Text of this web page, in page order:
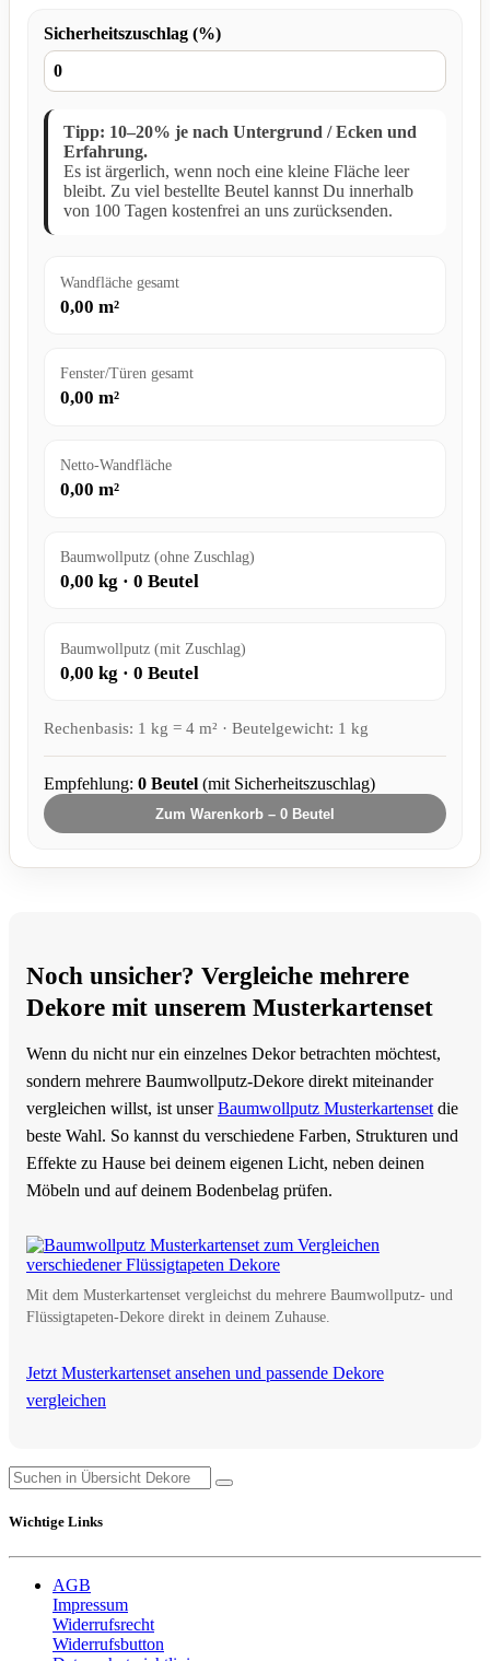
Sicherheitszuschlag (%)
Tipp: 10–20% je nach Untergrund / Ecken und
Erfahrung.
Es ist ärgerlich, wenn noch eine kleine Fläche leer
bleibt. Zu viel bestellte Beutel kannst Du innerhalb
von 100 Tagen kostenfrei an uns zurücksenden.
Wandfläche gesamt
0,00 m²
Fenster/Türen gesamt
0,00 m²
Netto-Wandfläche
0,00 m²
Baumwollputz (ohne Zuschlag)
0,00 kg · 0 Beutel
Baumwollputz (mit Zuschlag)
0,00 kg · 0 Beutel
Rechenbasis: 1 kg = 4 m² · Beutelgewicht: 1 kg
Empfehlung: 0Beutel(mit Sicherheitszuschlag)
Zum Warenkorb – 0 Beutel
Noch unsicher? Vergleiche mehrere
Dekore mit unserem Musterkartenset
Wenn du nicht nur ein einzelnes Dekor betrachten möchtest,
sondern mehrere Baumwollputz-Dekore direkt miteinander
vergleichen willst, ist unserBaumwollputz Musterkartenset die
beste Wahl. So kannst du verschiedene Farben, Strukturen und
Effekte zu Hause bei deinem eigenen Licht, neben deinen
Möbeln und auf deinem Bodenbelag prüfen.
Mit dem Musterkartenset vergleichst du mehrere Baumwollputz- und
Flüssigtapeten-Dekore direkt in deinem Zuhause.
Jetzt Musterkartenset ansehen und passende Dekore
vergleichen
Wichtige Links
AGB
Impressum
Widerrufsrecht
Widerrufsbutton